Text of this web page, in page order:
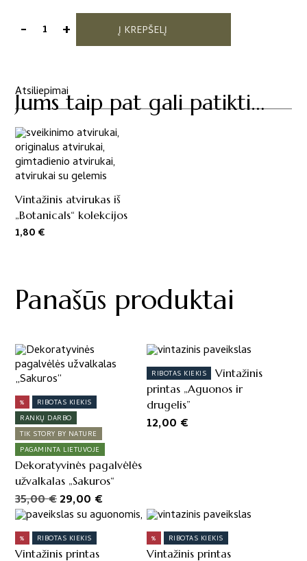
-produkto
iš
„Gėlių
dėžutės
kolekcijos“
kolekcijos
+ Į KREPŠELĮ
Atsiliepimai
Jums taip pat gali patikti…
Vintažinis atvirukas iš
„Botanicals“ kolekcijos
1,80€
Panašūs produktai
%
RIBOTAS KIEKIS
RANKŲ DARBO
TIK STORY BY NATURE
PAGAMINTA LIETUVOJE
Dekoratyvinės pagalvėlės
užvalkalas „Sakuros“
35,00€Original
price
was:
35,00 €.
29,00 €
price
29,00 €.
This
product
has
multiple
variants.
The
options
may
be
chosen
on
the
product
page
RIBOTAS KIEKIS
Vintažinis
printas „Aguonos ir
drugelis”
12,00 €
% RIBOTAS KIEKIS
Vintažinis printas
% RIBOTAS KIEKIS
Vintažinis printas